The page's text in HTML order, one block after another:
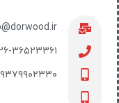
۰۲۶-